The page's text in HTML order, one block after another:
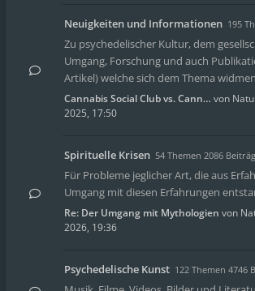
Neuigkeiten und Informationen 195
Zu psychedelischer Kultur, dem
Umgang, Forschung und auch
Artikel) welche sich dem Thema widmen
Cannabis Social Club vs. Cann… von
2025, 17:50
Spirituelle Krisen 54 Themen 2086
Für Probleme jeglicher Art, die aus
Umgang mit diesen Erfahrungen
Re: Der Umgang mit Mythologien von
2026, 19:36
Psychedelische Kunst 122 Themen 4746